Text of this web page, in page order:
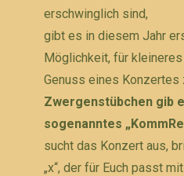
erschwinglich sind,
gibt es in diesem Jahr
Möglichkeit, für kleineres
Genuss eines Konzertes
Zwergenstübchen gib
sogenanntes
sucht das Konzert aus,
„x“, der für Euch passt